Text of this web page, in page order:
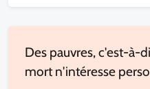
Des pauvres, c'est-à-
mort n'intéresse